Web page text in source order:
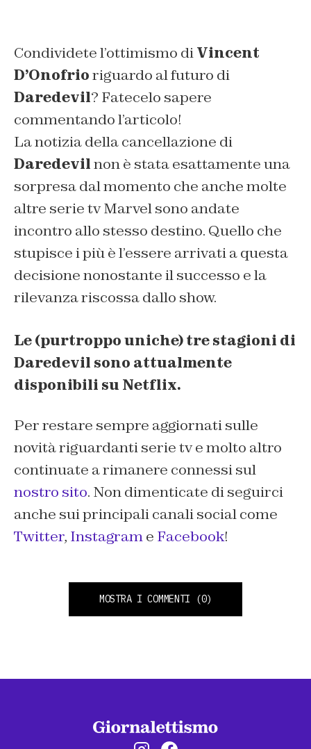
Condividete l’ottimismo diVincent
D’Onofrioriguardo al futuro di
Daredevil? Fatecelo sapere
commentando l’articolo!
La notizia della cancellazione di
Daredevilnon è stata esattamente una
sorpresa dal momento che anche molte
altre serie tv Marvel sono andate
incontro allo stesso destino. Quello che
stupisce i più è l’essere arrivati a questa
decisione nonostante il successo e la
rilevanza riscossa dallo show.
Le (purtroppo uniche) tre stagioni di
Daredevil sono attualmente
disponibili su Netflix.
Per restare sempre aggiornati sulle
novità riguardanti serie tv e molto altro
continuate a rimanere connessi sul
nostro sito. Non dimenticate di seguirci
anche sui principali canali social come
Twitter, Instagrame Facebook!
MOSTRA I COMMENTI (0)